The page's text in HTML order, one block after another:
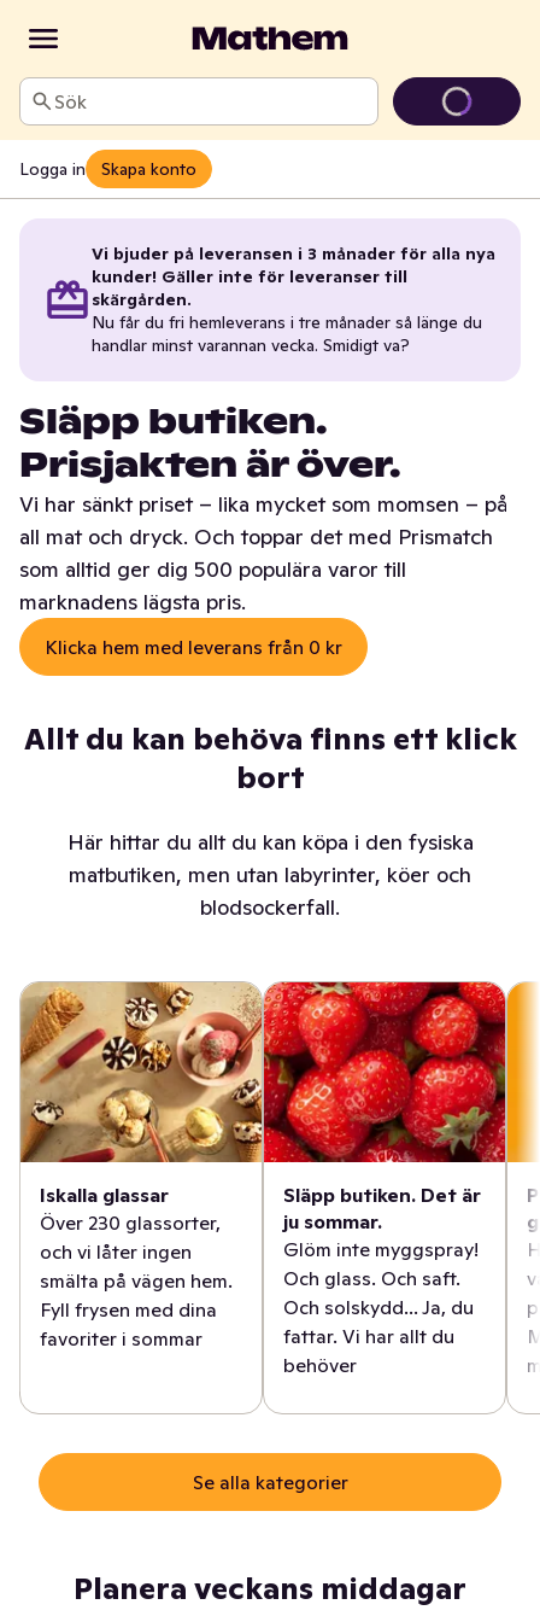
Sök
Logga in Skapa konto
Vi bjuder på leveransen i 3 månader för alla nya
kunder! Gäller inte för leveranser till
skärgården.
Nu får du fri hemleverans i tre månader så länge du
handlar minst varannan vecka. Smidigt va?
Släpp butiken.
Prisjakten är över.
Vi har sänkt priset – lika mycket som momsen – på
all mat och dryck. Och toppar det med Prismatch
som alltid ger dig 500 populära varor till
marknadens lägsta pris.
Klicka hem med leverans från 0 kr
Allt du kan behöva finns ett klick
bort
Här hittar du allt du kan köpa i den fysiska
matbutiken, men utan labyrinter, köer och
blodsockerfall.
Iskalla glassar
Över 230 glassorter,
och vi låter ingen
smälta på vägen hem.
Fyll frysen med dina
favoriter i sommar
Släpp butiken. Det är
ju sommar.
Glöm inte myggspray!
Och glass. Och saft.
Och solskydd... Ja, du
fattar. Vi har allt du
behöver
Se alla kategorier
Planera veckans middagar